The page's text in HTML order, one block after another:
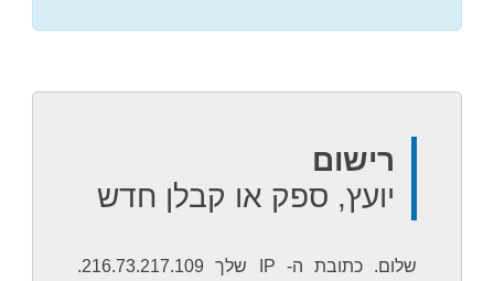
רישום
יועץ, ספק או קבלן חדש
שלום. כתובת ה- IP שלך 216.73.217.109.